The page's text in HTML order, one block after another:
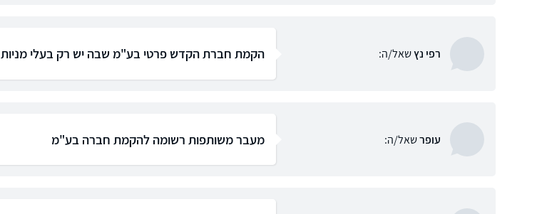
רפי נץשאל/ה: הקמת חברת הקדש פרטי בע"מ שבה יש רק בעלי מניות
עופרשאל/ה: מעבר משותפות רשומה להקמת חברה בע"מ